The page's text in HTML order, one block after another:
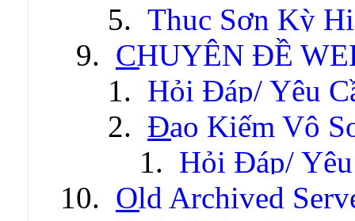
Thục Sơn Kỳ
CHUYÊN ĐỀ
Hỏi Đáp/ Yêu
Đao Kiếm Vô
Hỏi Đáp/
Old Archived